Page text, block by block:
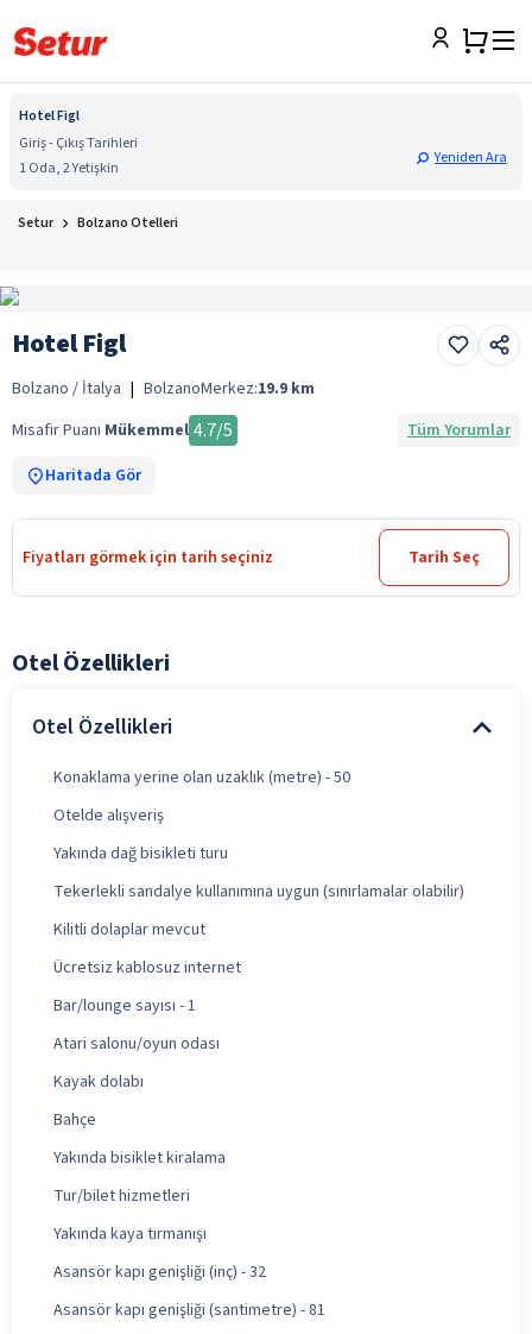
Hotel Figl
Giriş - Çıkış Tarihleri
1 Oda, 2 Yetişkin
Yeniden Ara
Setur Bolzano Otelleri
Hotel Figl
Bolzano / İtalya | BolzanoMerkez:19.9 km
Misafir Puanı Mükemmel 4.7/5
Tüm Yorumlar
Haritada Gör
Fiyatları görmek için tarih seçiniz Tarih Seç
Otel Özellikleri
Otel Özellikleri
Konaklama yerine olan uzaklık (metre) - 50
Otelde alışveriş
Yakında dağ bisikleti turu
Tekerlekli sandalye kullanımına uygun (sınırlamalar olabilir)
Kilitli dolaplar mevcut
Ücretsiz kablosuz internet
Bar/lounge sayısı - 1
Atari salonu/oyun odası
Kayak dolabı
Bahçe
Yakında bisiklet kiralama
Tur/bilet hizmetleri
Yakında kaya tırmanışı
Asansör kapı genişliği (inç) - 32
Asansör kapı genişliği (santimetre) - 81